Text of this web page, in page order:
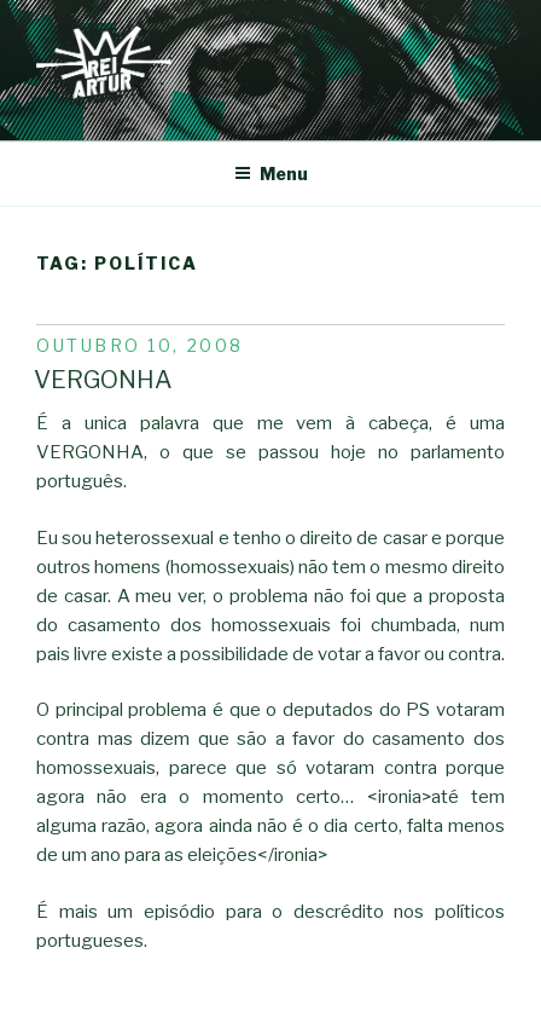
Saltar
para
conteúdo
REI-ARTUR
Menu
TAG: POLÍTICA
PUBLICADO
EM
OUTUBRO 10, 2008
VERGONHA
É a unica palavra que me vem à cabeça, é uma
VERGONHA, o que se passou hoje no parlamento
português.
Eu sou heterossexual e tenho o direito de casar e porque
outros homens (homossexuais) não tem o mesmo direito
de casar. A meu ver, o problema não foi que a proposta
do casamento dos homossexuais foi chumbada, num
pais livre existe a possibilidade de votar a favor ou contra.
O principal problema é que o deputados do PS votaram
contra mas dizem que são a favor do casamento dos
homossexuais, parece que só votaram contra porque
agora não era o momento certo… <ironia>até tem
alguma razão, agora ainda não é o dia certo, falta menos
de um ano para as eleições</ironia>
É mais um episódio para o descrédito nos políticos
portugueses.